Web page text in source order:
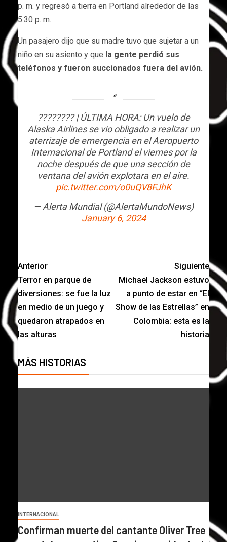
p. m. y regresó a tierra en Portland alrededor de las
5:30 p. m.
Un pasajero dijo que su madre tuvo que sujetar a un
niño en su asiento y que la gente perdió sus
teléfonos y fueron succionados fuera del avión.
???????? | ÚLTIMA HORA: Un vuelo de
Alaska Airlines se vio obligado a realizar un
aterrizaje de emergencia en el Aeropuerto
Internacional de Portland el viernes por la
noche después de que una sección de
ventana del avión explotara en el aire.
pic.twitter.com/o0uQV8FJhK
— Alerta Mundial (@AlertaMundoNews)
January 6, 2024
Anterior
Terror en parque de
diversiones: se fue la luz
en medio de un juego y
quedaron atrapados en
las alturas
Siguiente
Michael Jackson estuvo
a punto de estar en “El
Show de las Estrellas” en
Colombia: esta es la
historia
MÁS HISTORIAS
INTERNACIONAL
Confirman muerte del cantante Oliver Tree